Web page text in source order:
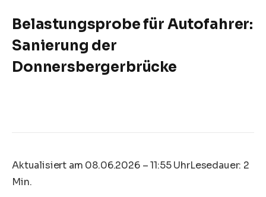
Belastungsprobe für Autofahrer:
Sanierung der
Donnersbergerbrücke
Aktualisiert am 08.06.2026 – 11:55 UhrLesedauer: 2
Min.